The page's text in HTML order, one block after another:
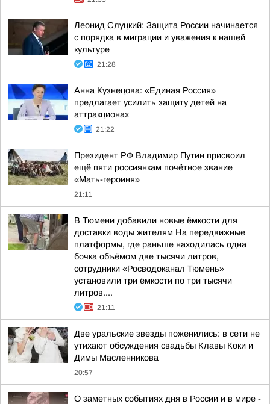
Леонид Слуцкий: Защита России начинается
с порядка в миграции и уважения к нашей
культуре
21:28
Анна Кузнецова: «Единая Россия»
предлагает усилить защиту детей на
аттракционах
21:22
Президент РФ Владимир Путин присвоил
ещё пяти россиянкам почётное звание
«Мать-героиня»
21:11
В Тюмени добавили новые ёмкости для
доставки воды жителям На передвижные
платформы, где раньше находилась одна
бочка объёмом две тысячи литров,
сотрудники «Росводоканал Тюмень»
установили три ёмкости по три тысячи
литров....
21:11
Две уральские звезды поженились: в сети не
утихают обсуждения свадьбы Клавы Коки и
Димы Масленникова
20:57
О заметных событиях дня в России и в мире -